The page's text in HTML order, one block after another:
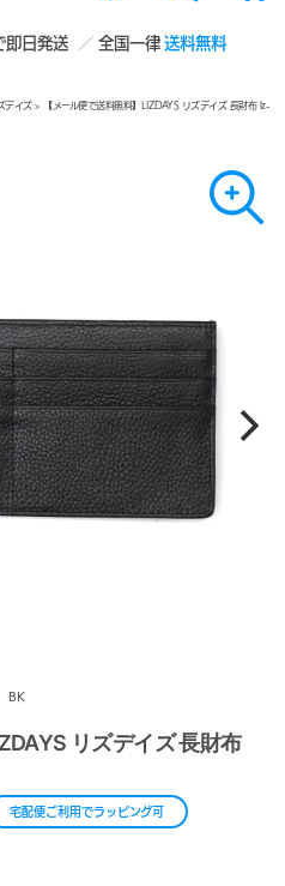
即日発送 全国一律送料無料
デイズ> 【メール便で送料無料】LIZDAYS リズデイズ 長財布 lz-
BK
リズデイズ 長財布
宅配便ご利用でラッピング可